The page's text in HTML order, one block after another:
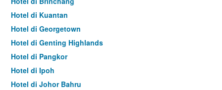
Hotel di Kuantan
Hotel di Georgetown
Hotel di Genting Highlands
Hotel di Pangkor
Hotel di Ipoh
Hotel di Johor Bahru